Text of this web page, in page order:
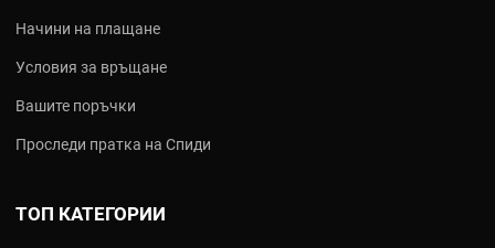
Начини на плащане
Условия за връщане
Вашите поръчки
Проследи пратка на Спиди
ТОП КАТЕГОРИИ